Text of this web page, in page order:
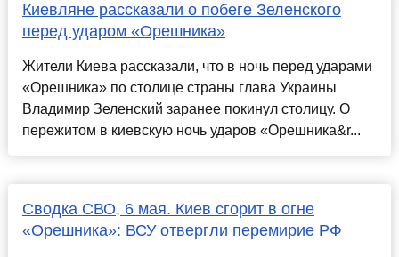
Киевляне рассказали о побеге Зеленского
перед ударом «Орешника»
Жители Киева рассказали, что в ночь перед ударами
«Орешника» по столице страны глава Украины
Владимир Зеленский заранее покинул столицу. О
пережитом в киевскую ночь ударов «Орешника&r...
Сводка СВО, 6 мая. Киев сгорит в огне
«Орешника»: ВСУ отвергли перемирие РФ